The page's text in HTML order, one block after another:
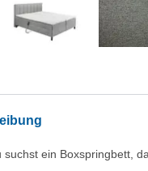
suchst ein Boxspringbett,